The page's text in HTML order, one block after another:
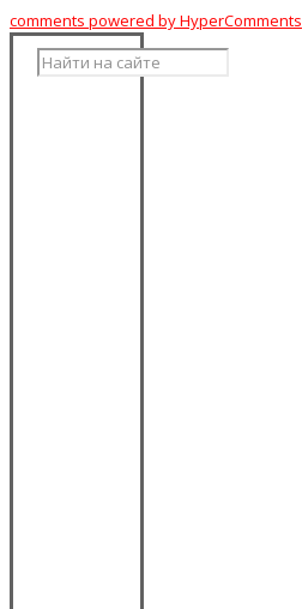
comments powered by HyperComments